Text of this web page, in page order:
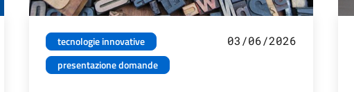
tecnologie innovative
presentazione domande
03/06/2026